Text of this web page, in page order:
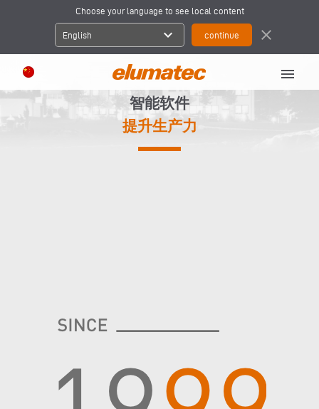
Choose your language to see local content
English expand_more close
menu
智能软件
提升生产力